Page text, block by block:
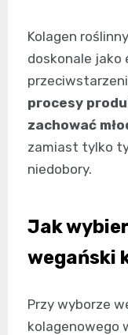
Kolagen
doskonale jako
procesy
zachować
zamiast tylko
niedobory.
Jak
wegański
Przy wyborze
kolagenowego